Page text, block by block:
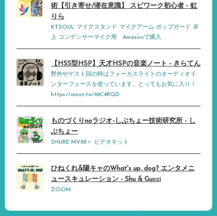
術【引き寄せ/潜在意識】 スピワーク初心者 - 虹
りら
KTSOUL マイクスタンド マイクアーム ポップガード 卓
上 コンデンサーマイク用 Amazonで購入
【HSS型HSP】天才HSPの音楽ノート - きらてん
野外やゲスト回の時はフォーカスライトのオーディオイ
ンターフェースを使っています。とってもお気に入り！
https://amzn.to/49C4BQD
ものづくりnoラジオ-しぶちょー技術研究所 - し
ぶちょー
SHURE MV88＋ ビデオキット
ひねくれ&陽キャのWhat's up, dog? エンタメニ
ュースキュレーション - Shu & Gucci
ZOOM